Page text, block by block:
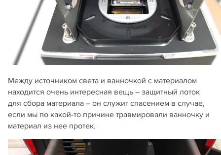
Между источником света и ванночкой с материалом
находится очень интересная вещь – защитный лоток
для сбора материала – он служит спасением в случае,
если мы по какой-то причине травмировали ванночку и
материал из нее протек.